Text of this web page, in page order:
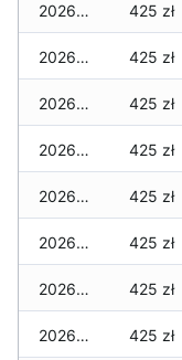
2026-06-06 425 zł
2026-06-05 425 zł
2026-06-04 425 zł
2026-06-03 425 zł
2026-06-02 425 zł
2026-06-01 425 zł
2026-05-31 425 zł
2026-05-30 425 zł